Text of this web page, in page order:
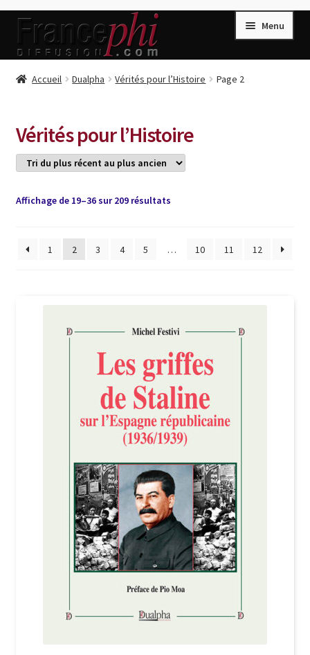
Aller
la
Aller
contenu
Menu
Accueil
Caisse
Conditions de Vente
Connection
Listes d’Envies
Login Customizer
Nous Contacter
Politique de confidentialité et cookies
Soutien à Philippe Randa
Suivi de la Commande
Accueil Dualpha Vérités pour l’Histoire Page 2
Vérités pour l’Histoire
Affichage de 19–36 sur 209 résultatsTrié
récent
1 2 3 4 5 … 10 11 12